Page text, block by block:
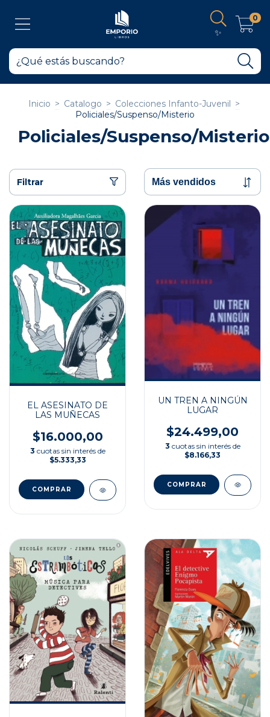
✨
0
Inicio > Catalogo > Colecciones Infanto-Juvenil >
Policiales/Suspenso/Misterio
Policiales/Suspenso/Misterio
Filtrar
EL ASESINATO DE
LAS MUÑECAS
$16.000,00
3 cuotas sin interés de
$5.333,33
UN TREN A NINGÚN
LUGAR
$24.499,00
3 cuotas sin interés de
$8.166,33